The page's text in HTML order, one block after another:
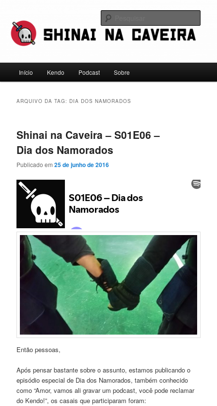
conteúdo
principal
conteúdo
secundário
Shinai na Caveira
principal
Início Kendo Podcast Sobre
ARQUIVO DA TAG: DIA DOS NAMORADOS
Shinai na Caveira – S01E06 –
Dia dos Namorados
Publicado em25 de junho de 2016
Então pessoas,
Após pensar bastante sobre o assunto, estamos publicando o
episódio especial de Dia dos Namorados, também conhecido
como “Amor, vamos ali gravar um podcast, você pode reclamar
do Kendo!”, os casais que participaram foram: